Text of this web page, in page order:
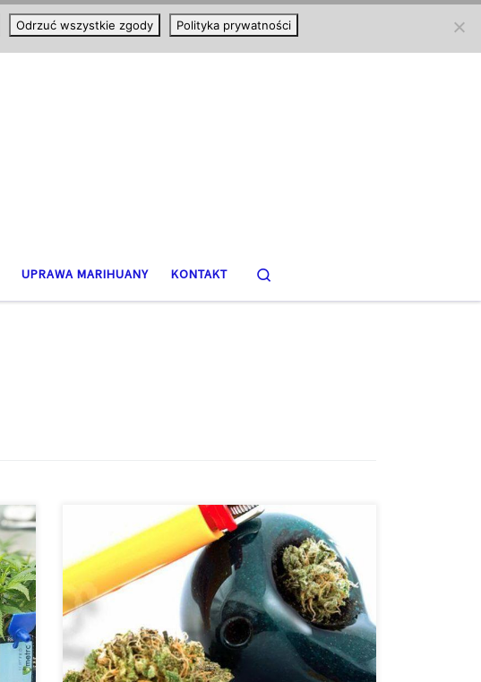
UPRAWA MARIHUANY KONTAKT
Czy jesteś zainteresowany spożywaniem konopi
indyjskich ze względu na korzyści rekreacyjne lub
zdrowotne? Czy rozważasz także uprawę i zbieranie
własnych pąków? Jeśli tak, oto, co musisz wiedzieć o
THC i CBD, dwóch głównych kannabinoidach
obecnych w marihuanie. Bez tej wiedzy praktycznie
niemożliwe jest podjęcie decyzji, którą odmianę
warto zasadzić. Kannabinoidy, […]
Odrzuć wszystkie zgody Polityka prywatności